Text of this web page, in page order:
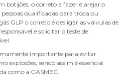
botijões, o correto a fazer é arejar o
qualificadas para troca ou
GLP o correto é desligar as válvulas de
e solicitar o teste de
importante para evitar
explosões, sendo assim é essencial
como a GASMEC.